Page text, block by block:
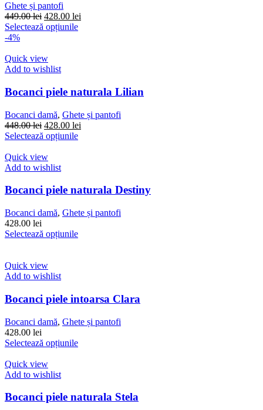
în
pagina
produsului.
Ghete și pantofi
449.00lei Prețul
inițial
449.00 lei.
428.00 lei
Selectează opțiunileAcest
Opțiunile
pot
fi
alese
în
pagina
-4%
Quick view
Add to wishlist
Bocanci piele naturala Lilian
Bocanci damă, Ghete și pantofi
448.00lei Prețul
inițial
fost:
448.00 lei.
428.00 lei
Selectează opțiunileAcest
variații.
pot
fi
în
Quick view
Add to wishlist
Bocanci piele naturala Destiny
Bocanci damă, Ghete și pantofi
428.00 lei
Selectează opțiunileAcest
Opțiunile
pot
fi
alese
pagina
Quick view
Add to wishlist
Bocanci piele intoarsa Clara
Bocanci damă, Ghete și pantofi
428.00 lei
Selectează opțiunileAcest
variații.
Quick view
Add to wishlist
Bocanci piele naturala Stela